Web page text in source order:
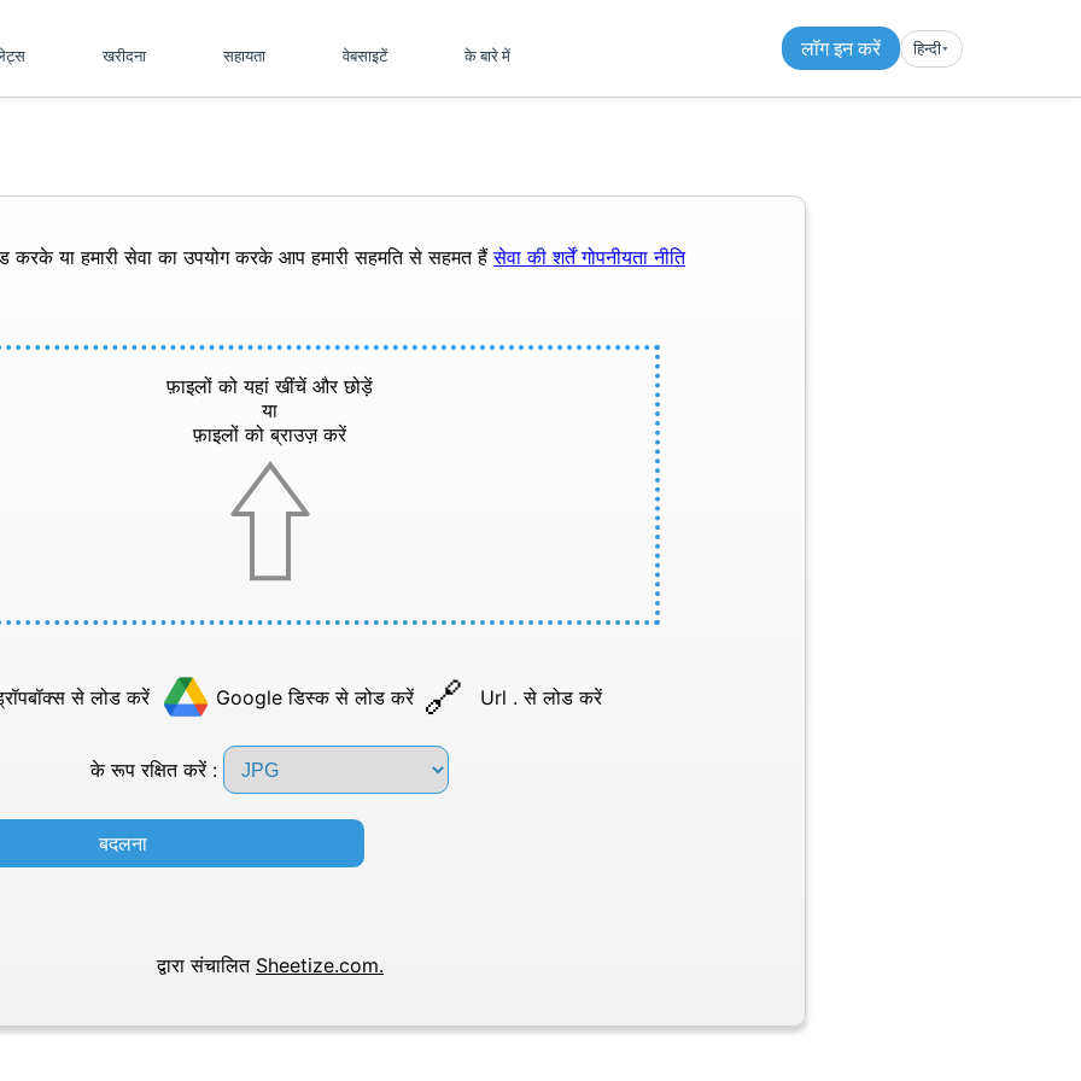
खरीदना सहायता वेबसाइटें के बारे में लॉग इन करें हिन्दी▾︎
करके या हमारी सेवा का उपयोग करके आप हमारी सहमति से सहमत हैंसेवा की शर्तेंगोपनीयता नीति
फ़ाइलों को यहां खींचें और छोड़ें
या
फ़ाइलों को ब्राउज़ करें
से लोड करें Google डिस्क से लोड करें Url . से लोड करें
के रूप रक्षित करें :
बदलना
द्वारा संचालित Sheetize.com.